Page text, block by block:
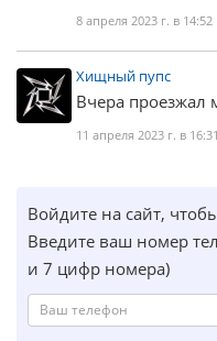
8 апреля 2023 г. в 14:52
Хищный пупс
Вчера проезжал
11 апреля 2023 г. в 16:31
Войдите на сайт,
Введите ваш номер
и 7 цифр номера)